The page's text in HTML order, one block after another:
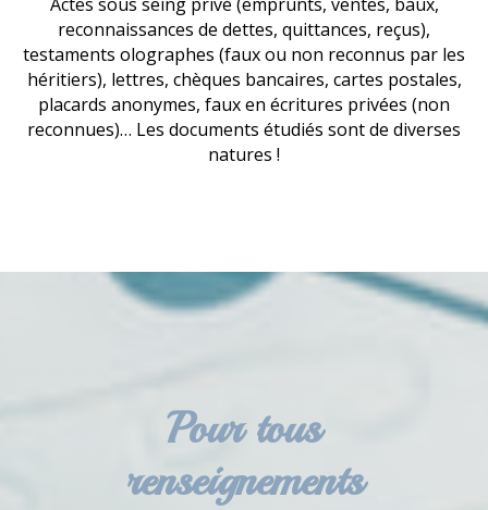
reconnaissances de dettes, quittances, reçus),
testaments olographes (faux ou non reconnus par les
héritiers), lettres, chèques bancaires, cartes postales,
placards anonymes, faux en écritures privées (non
reconnues)… Les documents étudiés sont de diverses
natures !
Pour tous
renseignements